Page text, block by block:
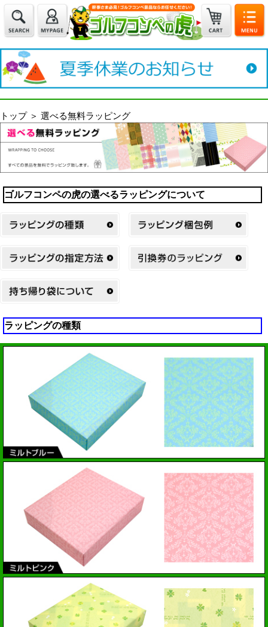
トップ ＞ 選べる無料ラッピング
ゴルフコンペの虎の選べるラッピングについて
ラッピングの種類